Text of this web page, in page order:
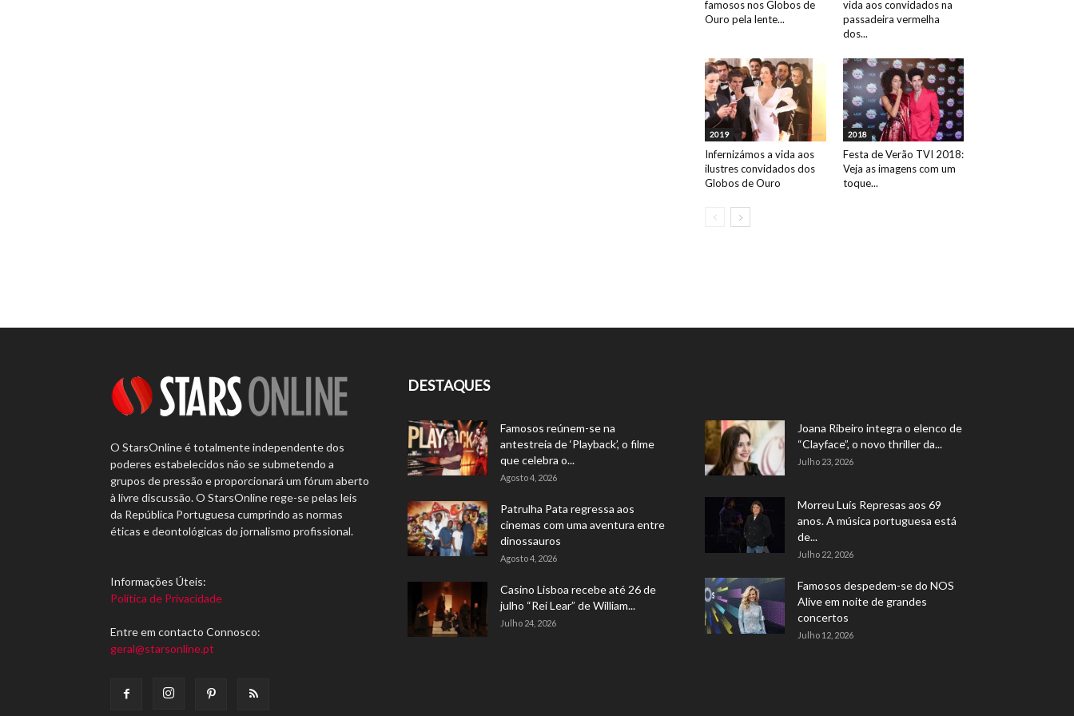
famosos nos Globos de
Ouro pela lente...
vida aos convidados na
passadeira vermelha
dos...
2019
Infernizámos a vida aos
ilustres convidados dos
Globos de Ouro
2018
Festa de Verão TVI 2018:
Veja as imagens com um
toque...
O StarsOnline é totalmente independente dos
poderes estabelecidos não se submetendo a
grupos de pressão e proporcionará um fórum aberto
à livre discussão. O StarsOnline rege-se pelas leis
da República Portuguesa cumprindo as normas
éticas e deontológicas do jornalismo profissional.
Informações Úteis:
Política de Privacidade
Entre em contacto Connosco:
geral@starsonline.pt
DESTAQUES
Famosos reúnem-se na
antestreia de ‘Playback’, o filme
que celebra o...
Agosto 4, 2026
Patrulha Pata regressa aos
cinemas com uma aventura entre
dinossauros
Agosto 4, 2026
Casino Lisboa recebe até 26 de
julho “Rei Lear” de William...
Julho 24, 2026
Joana Ribeiro integra o elenco de
“Clayface”, o novo thriller da...
Julho 23, 2026
Morreu Luís Represas aos 69
anos. A música portuguesa está
de...
Julho 22, 2026
Famosos despedem-se do NOS
Alive em noite de grandes
concertos
Julho 12, 2026